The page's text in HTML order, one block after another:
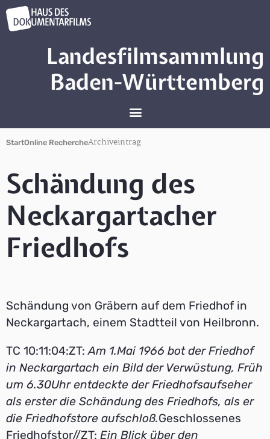
Landesfilmsammlung
Baden-Württemberg
StartOnline RechercheArchiveintrag
Schändung des
Neckargartacher
Friedhofs
Schändung von Gräbern auf dem Friedhof in
Neckargartach, einem Stadtteil von Heilbronn.
TC 10:11:04:ZT:Am 1.Mai 1966 bot der Friedhof
in Neckargartach ein Bild der Verwüstung, Früh
um 6.30Uhr entdeckte der Friedhofsaufseher
als erster die Schändung des Friedhofs, als er
die Friedhofstore aufschloß.Geschlossenes
Friedhofstor//ZT: Ein Blick über den